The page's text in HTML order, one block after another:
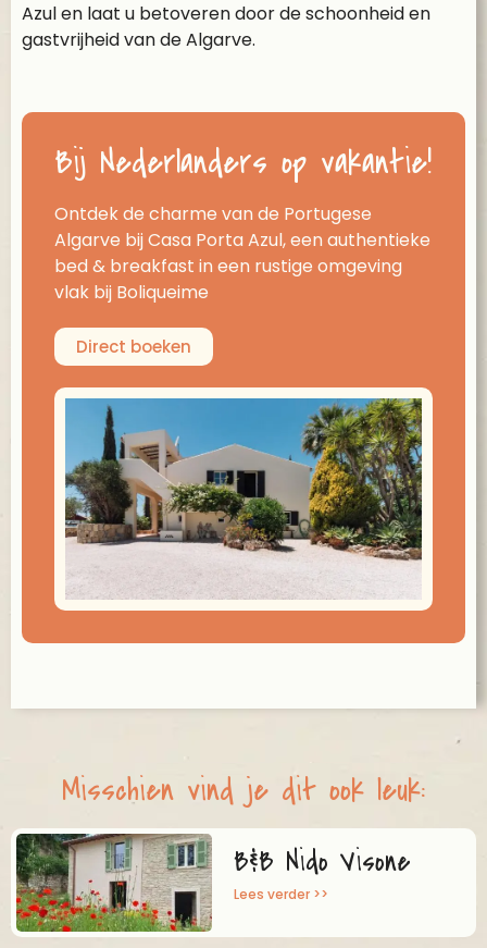
Azul en laat u betoveren door de schoonheid en
gastvrijheid van de Algarve.
Bij Nederlanders op vakantie!
Ontdek de charme van de Portugese
Algarve bij Casa Porta Azul, een authentieke
bed & breakfast in een rustige omgeving
vlak bij Boliqueime
Direct boeken
Misschien vind je dit ook leuk:
B&B Nido Visone
Lees verder >>